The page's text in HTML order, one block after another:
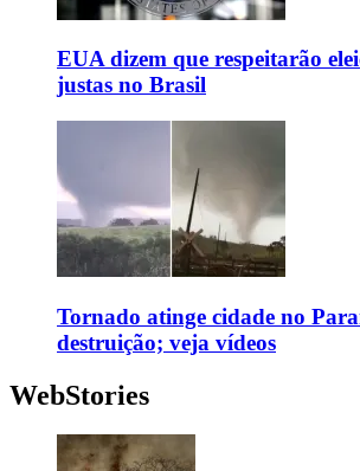
EUA dizem que respeitarão
justas no Brasil
Tornado atinge cidade no
destruição; veja vídeos
WebStories